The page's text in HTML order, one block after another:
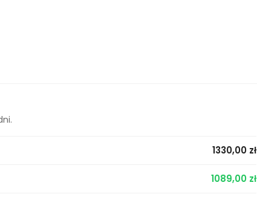
1330,00 zł
1089,00 zł